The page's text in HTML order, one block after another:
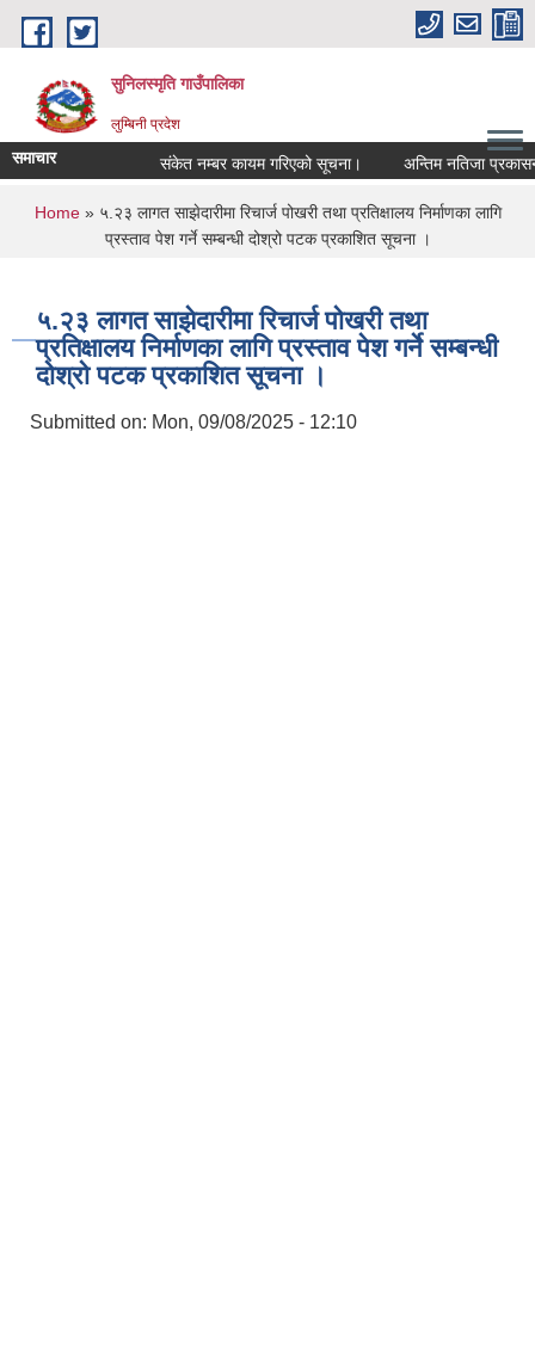
Skip to main content
सुनिलस्मृति गाउँपालिका
लुम्बिनी प्रदेश
समाचार संकेत नम्बर कायम गरिएको सूचना। अन्तिम नतिजा प्रकासन
You are here
Home» ५.२३ लागत साझेदारीमा रिचार्ज पोखरी तथा प्रतिक्षालय निर्माणका लागि
प्रस्ताव पेश गर्ने सम्बन्धी दोश्रो पटक प्रकाशित सूचना ।
५.२३ लागत साझेदारीमा रिचार्ज पोखरी तथा
प्रतिक्षालय निर्माणका लागि प्रस्ताव पेश गर्ने सम्बन्धी
दोश्रो पटक प्रकाशित सूचना ।
Submitted on: Mon, 09/08/2025 - 12:10